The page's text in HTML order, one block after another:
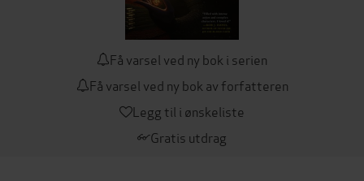
Få varsel ved ny bok i serien
Få varsel ved ny bok av forfatteren
Legg til i ønskeliste
Gratis utdrag